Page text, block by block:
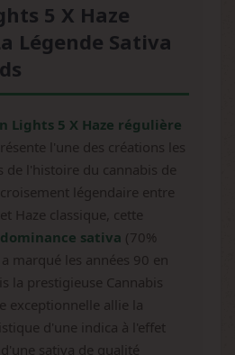
5 X Haze
Légende Sativa
Lights 5 X Haze régulière
l'une des créations les
de l'histoire du cannabis de
légendaire entre
Haze classique, cette
sativa (70%
marqué les années 90 en
la prestigieuse Cannabis
exceptionnelle allie la
d'une indica à l'effet
sativa de qualité